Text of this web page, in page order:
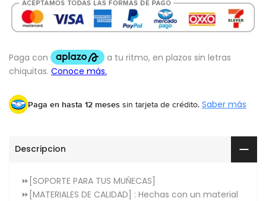
Paga en hasta 12 meses sin tarjeta de crédito. Saber más
Descripcion
⏩[SOPORTE PARA TUS MUÑECAS]
⏩[MATERIALES DE CALIDAD] : Hechas con un material